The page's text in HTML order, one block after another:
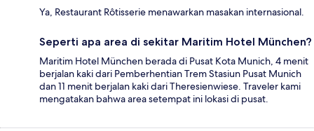
Ya, Restaurant Rôtisserie menawarkan masakan internasional.
Seperti apa area di sekitar Maritim Hotel München?
Maritim Hotel München berada di Pusat Kota Munich, 4 menit
berjalan kaki dari Pemberhentian Trem Stasiun Pusat Munich
dan 11 menit berjalan kaki dari Theresienwiese. Traveler kami
mengatakan bahwa area setempat ini lokasi di pusat.